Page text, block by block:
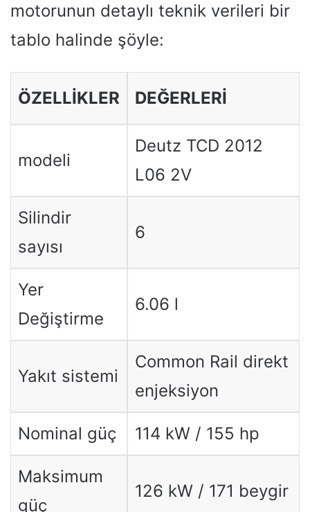
motorunun detaylı teknik verileri bir
tablo halinde şöyle:
ÖZELLIKLER DEĞERLERI
modeli
Deutz TCD 2012
L06 2V
Silindir
sayısı
6
Yer
Değiştirme
6.06 l
Yakıt sistemi
Common Rail direkt
enjeksiyon
Nominal güç 114 kW / 155 hp
Maksimum
güç
126 kW / 171 beygir